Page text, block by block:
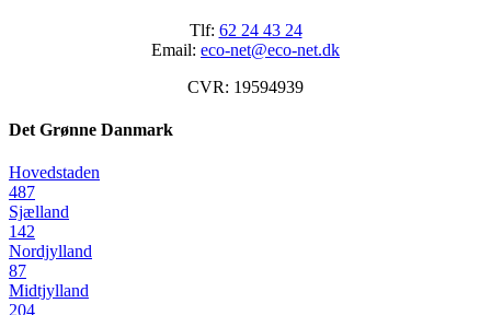
Tlf: 62 24 43 24
Email: eco-net@eco-net.dk
CVR: 19594939
Det Grønne Danmark
Hovedstaden
487
Sjælland
142
Nordjylland
87
Midtjylland
204